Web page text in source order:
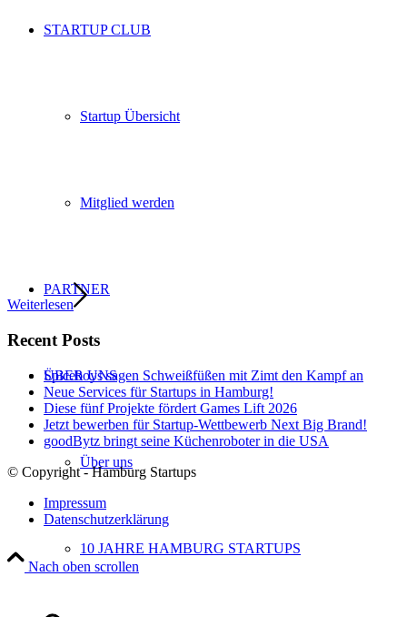
STARTUP CLUB
Startup Übersicht
Mitglied werden
PARTNER
ÜBER UNS
Über uns
10 JAHRE HAMBURG STARTUPS
Weiterlesen
Recent Posts
Spiceboys sagen Schweißfüßen mit Zimt den Kampf an
Neue Services für Startups in Hamburg!
Diese fünf Projekte fördert Games Lift 2026
Jetzt bewerben für Startup-Wettbewerb Next Big Brand!
goodBytz bringt seine Küchenroboter in die USA
© Copyright - Hamburg Startups
Impressum
Datenschutzerklärung
Nach oben scrollen